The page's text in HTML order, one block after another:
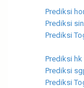
Prediksi
Prediksi
Prediksi
Prediksi hk
Prediksi
Prediksi